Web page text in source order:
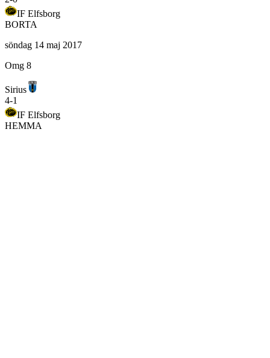
IF Elfsborg
BORTA
söndag 14 maj 2017
Omg 8
Sirius
4-1
IF Elfsborg
HEMMA